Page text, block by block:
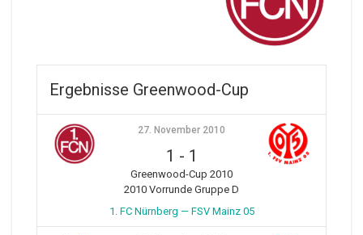
Ergebnisse Greenwood-Cup
27. November 2010
1 - 1
Greenwood-Cup 2010
2010 Vorrunde Gruppe D
1. FC Nürnberg — FSV Mainz 05